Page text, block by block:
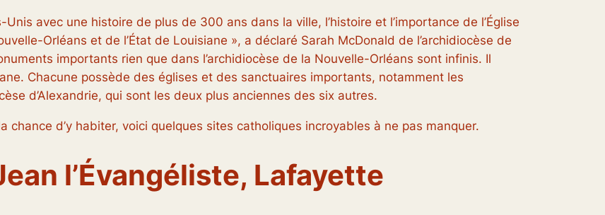
avec une histoire de plus de 300 ans dans la ville, l’histoire et l’importance de l’Église
Orléans et de l’État de Louisiane », a déclaré Sarah McDonald de l’archidiocèse de
importants rien que dans l’archidiocèse de la Nouvelle-Orléans sont infinis. Il
Chacune possède des églises et des sanctuaires importants, notamment les
d’Alexandrie, qui sont les deux plus anciennes des six autres.
chance d’y habiter, voici quelques sites catholiques incroyables à ne pas manquer.
l’Évangéliste, Lafayette